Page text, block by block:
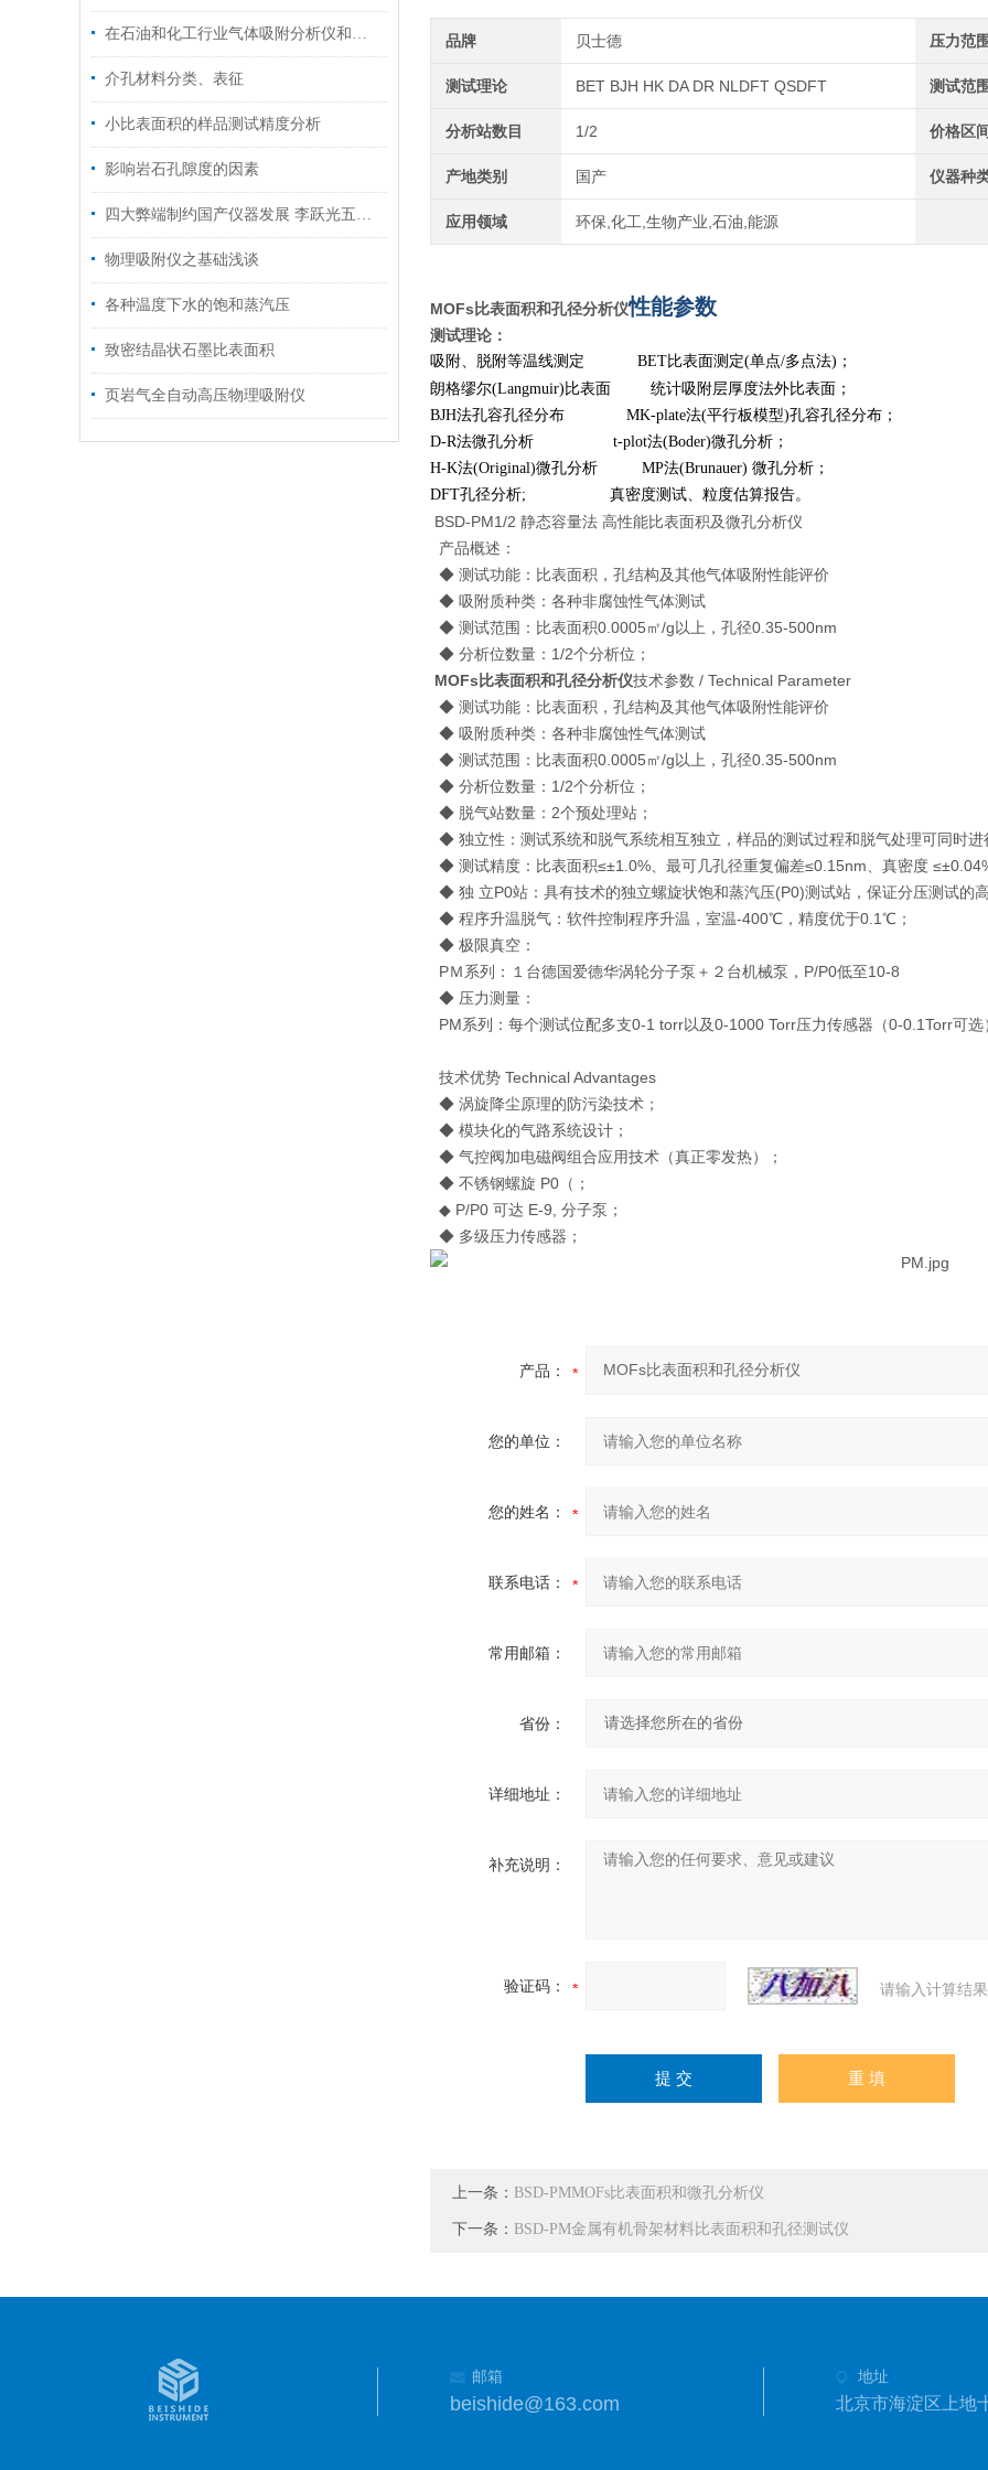
在石油和化工行业气体吸附分析仪和压汞仪的应用
介孔材料分类、表征
小比表面积的样品测试精度分析
影响岩石孔隙度的因素
四大弊端制约国产仪器发展 李跃光五建议寻找突破口
物理吸附仪之基础浅谈
各种温度下水的饱和蒸汽压
致密结晶状石墨比表面积
页岩气全自动高压物理吸附仪
品牌 贝士德 压力范
测试理论 BET BJH HK DA DR NLDFT QSDFT 测试范
分析站数目 1/2 价格区
产地类别 国产 仪器种
应用领域 环保,化工,生物产业,石油,能源
MOFs比表面积和孔径分析仪性能参数
测试理论：
吸附、脱附等温线测定 BET比表面测定(单点/多点法) ；
朗格缪尔(Langmuir) 比表面 统计吸附层厚度法外比表面；
BJH法孔容孔径分布 MK-plate法(平行板模型)孔容孔径分布；
D-R法微孔分析 t-plot法(Boder)微孔分析；
H-K法(Original)微孔分析 MP法(Brunauer) 微孔分析；
DFT孔径分析; 真密度测试、粒度估算报告。
BSD-PM1/2 静态容量法 高性能比表面积及微孔分析仪
产品概述：
◆ 测试功能：比表面积，孔结构及其他气体吸附性能评价
◆ 吸附质种类：各种非腐蚀性气体测试
◆ 测试范围：比表面积0.0005㎡/g以上，孔径0.35-500nm
◆ 分析位数量：1/2个分析位；
MOFs比表面积和孔径分析仪技术参数 / Technical Parameter
◆ 测试功能：比表面积，孔结构及其他气体吸附性能评价
◆ 吸附质种类：各种非腐蚀性气体测试
◆ 测试范围：比表面积0.0005㎡/g以上，孔径0.35-500nm
◆ 分析位数量：1/2个分析位；
◆ 脱气站数量：2个预处理站；
◆ 独立性：测试系统和脱气系统相互独立，样品的测试过程和脱气处理可同时进
◆ 测试精度：比表面积≤±1.0%、最可几孔径重复偏差≤0.15nm、真密度
◆ 独 立P0站：具有技术的独立螺旋状饱和蒸汽压(P0)测试站，保证分压测试的
◆ 程序升温脱气：软件控制程序升温，室温-400℃，精度优于0.1℃；
◆ 极限真空：
PＭ系列：１台德国爱德华涡轮分子泵＋２台机械泵，P/P0低至10-8
◆ 压力测量：
PM系列：每个测试位配多支0-1 torr以及0-1000 Torr压力传感器（0-0.1Torr可选
技术优势 Technical Advantages
◆ 涡旋降尘原理的防污染技术；
◆ 模块化的气路系统设计；
◆ 气控阀加电磁阀组合应用技术（真正零发热）；
◆ 不锈钢螺旋 P0（；
◆ P/P0 可达 E-9, 分子泵；
◆ 多级压力传感器；
产品：
您的单位：
您的姓名：
联系电话：
常用邮箱：
省份：
详细地址：
补充说明：
验证码： 请输入计算结
上一条： BSD-PMMOFs比表面积和微孔分析仪
下一条： BSD-PM金属有机骨架材料比表面积和孔径测试仪
邮箱
beishide@163.com
地址
北京市海淀区上地